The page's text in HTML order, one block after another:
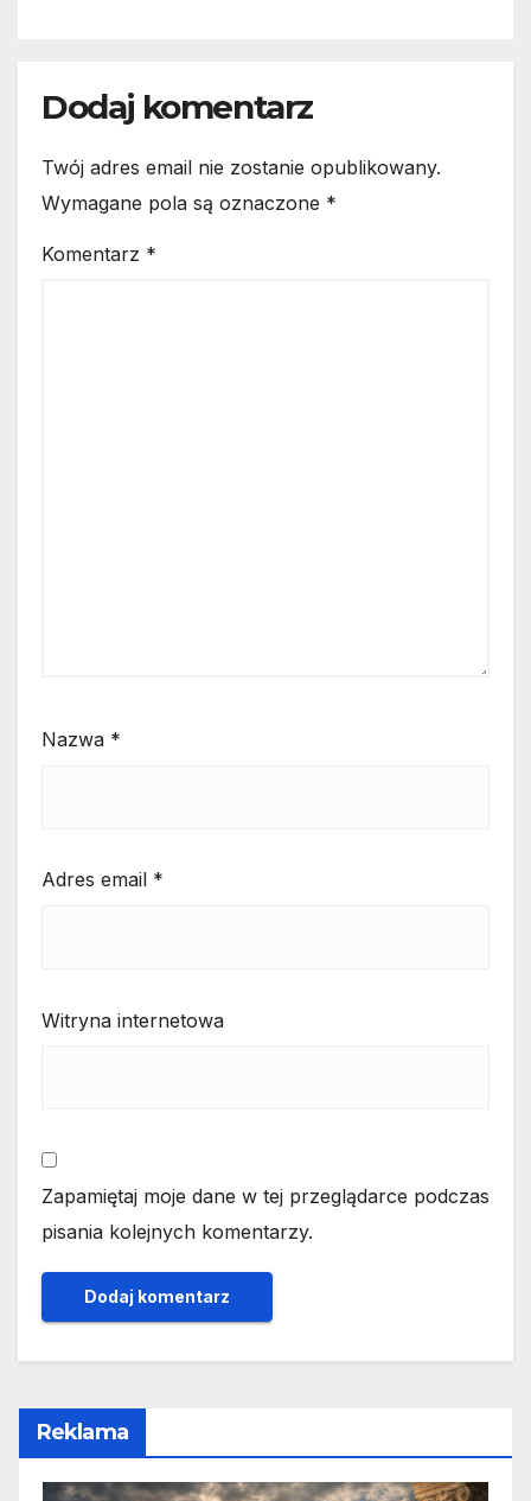
Dodaj komentarz
Twój adres email nie zostanie opublikowany.
Wymagane pola są oznaczone *
Komentarz *
Nazwa *
Adres email *
Witryna internetowa
Zapamiętaj moje dane w tej przeglądarce podczas
pisania kolejnych komentarzy.
Reklama